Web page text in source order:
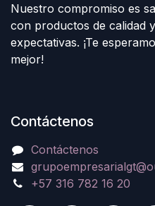
Nuestro compromiso es
con productos de calidad
expectativas. ¡Te
mejor!
Contáctenos
Contáctenos
+57 316 782 16 20